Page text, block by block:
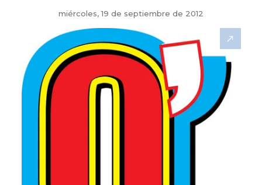
miércoles, 19 de septiembre de 2012